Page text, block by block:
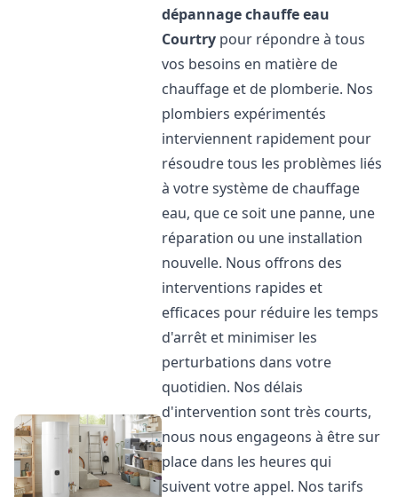
dépannage chauffe eau
Courtry pour répondre à tous
vos besoins en matière de
chauffage et de plomberie. Nos
plombiers expérimentés
interviennent rapidement pour
résoudre tous les problèmes liés
à votre système de chauffage
eau, que ce soit une panne, une
réparation ou une installation
nouvelle. Nous offrons des
interventions rapides et
efficaces pour réduire les temps
d'arrêt et minimiser les
perturbations dans votre
quotidien. Nos délais
d'intervention sont très courts,
nous nous engageons à être sur
place dans les heures qui
suivent votre appel. Nos tarifs